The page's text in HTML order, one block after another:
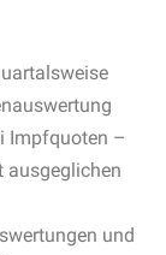
Impfquoten –
ausgeglichen
und